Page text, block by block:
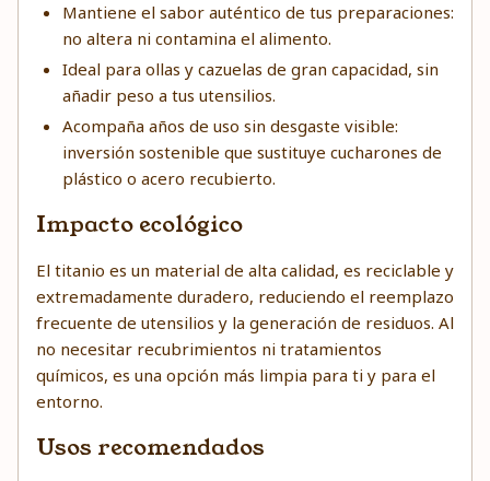
Mantiene el sabor auténtico de tus preparaciones:
no altera ni contamina el alimento.
Ideal para ollas y cazuelas de gran capacidad, sin
añadir peso a tus utensilios.
Acompaña años de uso sin desgaste visible:
inversión sostenible que sustituye cucharones de
plástico o acero recubierto.
Impacto ecológico
El titanio es un material de alta calidad, es reciclable y
extremadamente duradero, reduciendo el reemplazo
frecuente de utensilios y la generación de residuos. Al
no necesitar recubrimientos ni tratamientos
químicos, es una opción más limpia para ti y para el
entorno.
Usos recomendados